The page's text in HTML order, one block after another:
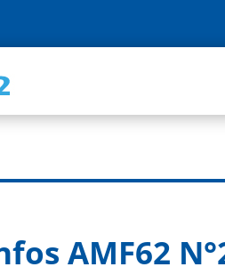
AMF62